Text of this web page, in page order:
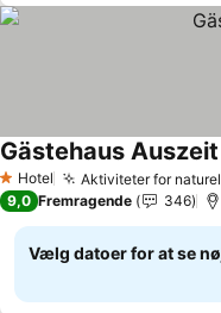
1 Stjerner
Hotel Aktiviteter for
Gästehaus Auszeit
9,0 Fremragende 346
Vælg datoer for at se